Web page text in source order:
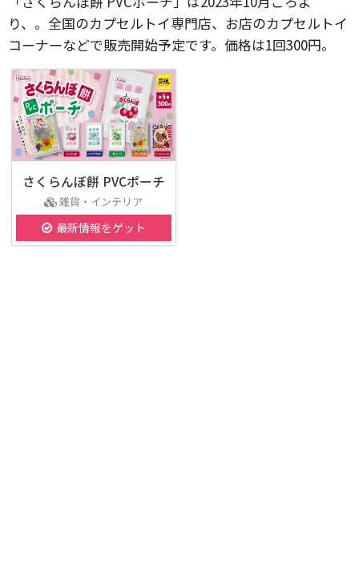
り、。全国のカプセルトイ専門店、お店のカプセルトイ
コーナーなどで販売開始予定です。価格は1回300円。
さくらんぼ餅 PVCポーチ
雑貨・インテリア
最新情報をゲット